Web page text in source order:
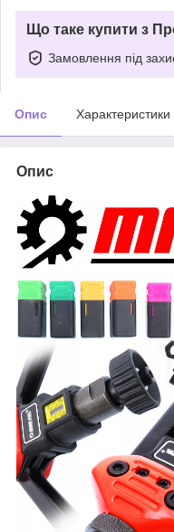
Що таке купити з
Замовлення під
Опис Характеристики
Опис